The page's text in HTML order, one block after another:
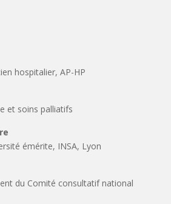
hospitalier, AP-HP
et soins palliatifs
émérite, INSA, Lyon
du Comité consultatif national